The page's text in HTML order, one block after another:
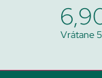
Vrátane